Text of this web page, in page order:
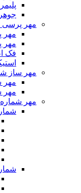
مهر پرسی
مهر
مهر
فک
مهر ساز
مهر
مهر
مهر